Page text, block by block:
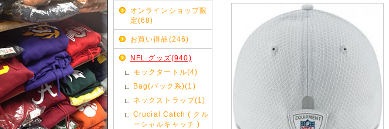
オンラインショップ限
定(68)
お買い得品(246)
NFL グッズ(940)
モックタートル(4)
Bag(バック系)(1)
ネックストラップ(1)
Crucial Catch ( クル
ーシャルキャッチ )